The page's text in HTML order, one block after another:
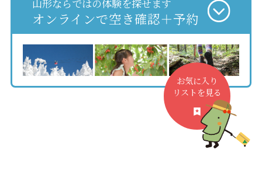
山形ならではの体験を探せます
オンラインで空き確認＋予約
お気に入り
リストを見る